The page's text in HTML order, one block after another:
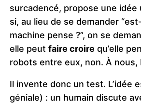
surcadencé, propose une idée
si, au lieu de se demander
machine pense ?”, on se
elle peut faire croire qu’elle
robots entre eux, non. À nous,
Il invente donc un test. L’idée
géniale) : un humain discute